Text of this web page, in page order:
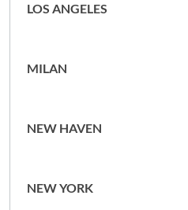
LOS ANGELES
MILAN
NEW HAVEN
NEW YORK